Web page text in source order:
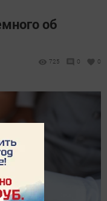
об
725 0 0